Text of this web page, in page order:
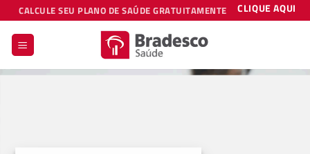
Skip
to
content
CALCULE SEU PLANO DE SAÚDE GRATUITAMENTE CLIQUE AQUI